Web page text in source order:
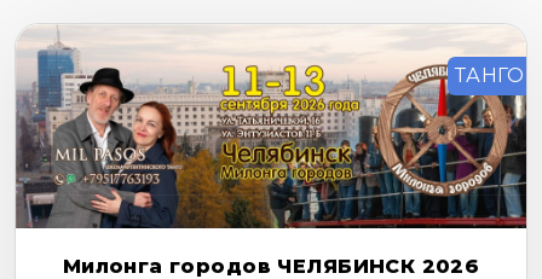
ТАНГО
Милонга городов ЧЕЛЯБИНСК 2026